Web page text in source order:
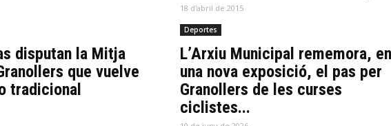
18 d'abril de 2015
disputan la Mitja
que vuelve
tradicional
Deportes
L’Arxiu Municipal rememora, en
una nova exposició, el pas per
Granollers de les curses
ciclistes...